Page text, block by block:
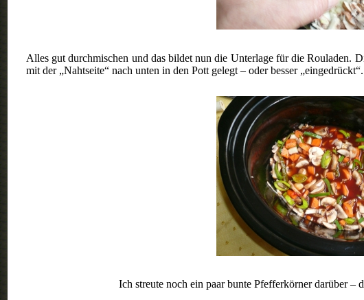
Alles gut durchmischen und das bildet nun die Unterlage für die Rouladen.
mit der „Nahtseite“ nach unten in den Pott gelegt – oder besser
Ich streute noch ein paar bunte Pfefferkörner darüber